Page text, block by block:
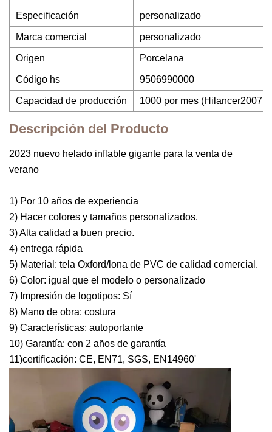
Especificación personalizado
Marca comercial personalizado
Origen Porcelana
Código hs 9506990000
Capacidad de producción 1000 por mes (
Descripción del Producto
2023 nuevo helado inflable gigante para la venta de
verano
1) Por 10 años de experiencia
2) Hacer colores y tamaños personalizados.
3) Alta calidad a buen precio.
4) entrega rápida
5) Material: tela Oxford/lona de PVC de calidad comercial.
6) Color: igual que el modelo o personalizado
7) Impresión de logotipos: Sí
8) Mano de obra: costura
9) Características: autoportante
10) Garantía: con 2 años de garantía
11)certificación: CE, EN71, SGS, EN14960'